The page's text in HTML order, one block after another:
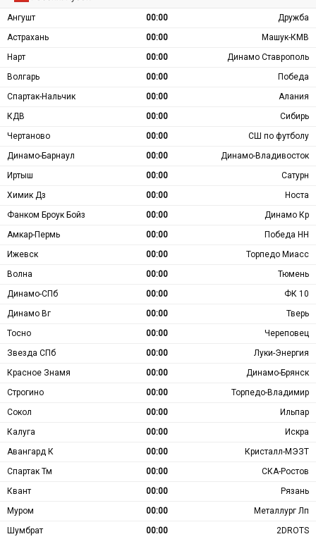
Ангушт 00:00
Дружба
Астрахань
00:00
Машук-КМВ
Нарт
00:00
Динамо Ставрополь
Волгарь
00:00
Победа
Спартак-Нальчик
00:00
Алания
КДВ
00:00
Сибирь
Чертаново
00:00
СШ по футболу
Динамо-Барнаул
00:00
Динамо-Владивосток
Иртыш
00:00
Сатурн
Химик Дз
00:00
Носта
Фанком Броук Бойз
00:00
Динамо Кр
Амкар-Пермь
00:00
Победа НН
Ижевск
00:00
Торпедо Миасс
Волна
00:00
Тюмень
Динамо-СПб
00:00
ФК 10
Динамо Вг
00:00
Тверь
Тосно
00:00
Череповец
Звезда СПб
00:00
Луки-Энергия
Красное Знамя
00:00
Динамо-Брянск
Строгино
00:00
Торпедо-Владимир
Сокол
00:00
Ильпар
Калуга
00:00
Искра
Авангард К
00:00
Кристалл-МЭЗТ
Спартак Тм
00:00
СКА-Ростов
Квант
00:00
Рязань
Муром
00:00
Металлург Лп
Шумбрат
00:00 2DROTS